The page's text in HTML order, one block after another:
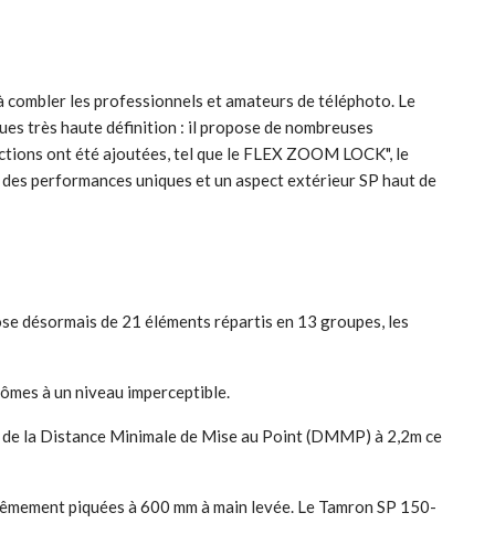
combler les professionnels et amateurs de téléphoto. Le
très haute définition : il propose de nombreuses
ont été ajoutées, tel que le FLEX ZOOM LOCK", le
performances uniques et un aspect extérieur SP haut de
désormais de 21 éléments répartis en 13 groupes, les
à un niveau imperceptible.
la Distance Minimale de Mise au Point (DMMP) à 2,2m ce
piquées à 600 mm à main levée. Le Tamron SP 150-